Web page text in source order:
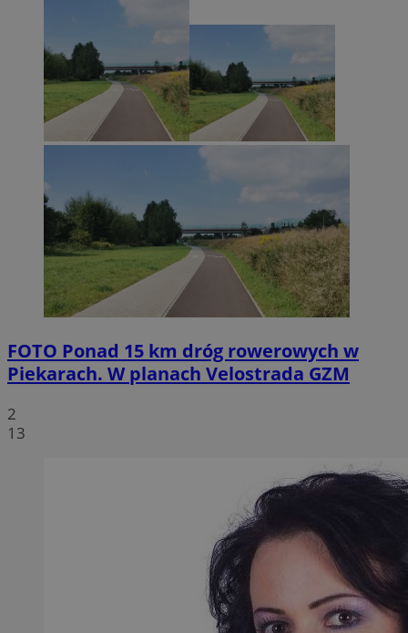
FOTO Ponad 15 km dróg rowerowych w
Piekarach. W planach Velostrada GZM
2
13